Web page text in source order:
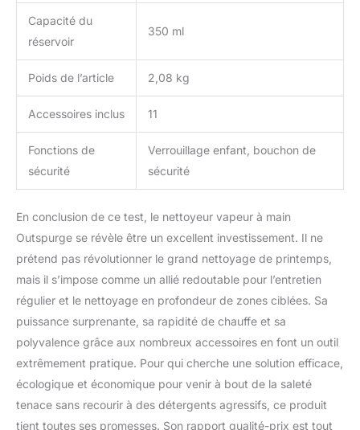
Capacité du
réservoir
350 ml
Poids de l’article 2,08 kg
Accessoires inclus 11
Fonctions de
sécurité
Verrouillage enfant, bouchon de
sécurité
En conclusion de ce test, le nettoyeur vapeur à main
Outspurge se révèle être un excellent investissement. Il ne
prétend pas révolutionner le grand nettoyage de printemps,
mais il s’impose comme un allié redoutable pour l’entretien
régulier et le nettoyage en profondeur de zones ciblées. Sa
puissance surprenante, sa rapidité de chauffe et sa
polyvalence grâce aux nombreux accessoires en font un outil
extrêmement pratique. Pour qui cherche une solution efficace,
écologique et économique pour venir à bout de la saleté
tenace sans recourir à des détergents agressifs, ce produit
tient toutes ses promesses. Son rapport qualité-prix est tout